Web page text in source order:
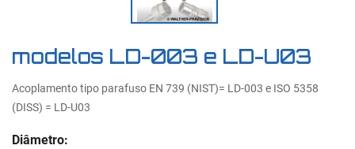
modelos LD-003 e LD-U03
Acoplamento tipo parafuso EN 739 (NIST)= LD-003 e ISO 5358
(DISS) = LD-U03
Diâmetro: